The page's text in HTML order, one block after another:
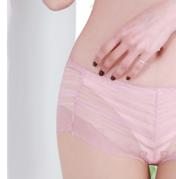
每筆NT$70，滿NT$799(含以上)免運費
萊爾富取貨付款
每筆NT$70，滿NT$799(含以上)免運費
付款後萊爾富取貨
每筆NT$70，滿NT$799(含以上)免運費
每筆NT$70，滿NT$798(含以上)免運費
付款後7-11取貨